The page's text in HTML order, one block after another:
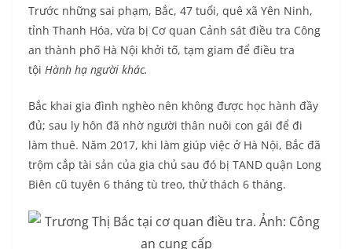
Trước những sai phạm, Bắc, 47 tuổi, quê xã Yên Ninh,
tỉnh Thanh Hóa, vừa bị Cơ quan Cảnh sát điều tra Công
an thành phố Hà Nội khởi tố, tạm giam để điều tra
tội Hành hạ người khác.
Bắc khai gia đình nghèo nên không được học hành đầy
đủ; sau ly hôn đã nhờ người thân nuôi con gái để đi
làm thuê. Năm 2017, khi làm giúp việc ở Hà Nội, Bắc đã
trộm cắp tài sản của gia chủ sau đó bị TAND quận Long
Biên cũ tuyên 6 tháng tù treo, thử thách 6 tháng.